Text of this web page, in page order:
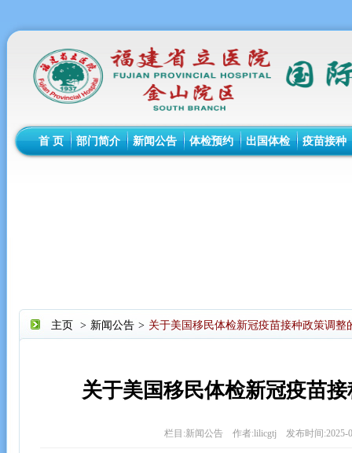
首 页 部门简介 新闻公告 体检预约 出国体检 疫苗接种
主页 > 新闻公告 > 关于美国移民体检新冠疫苗接种政策调整
关于美国移民体检新冠疫苗
栏目:新闻公告 作者:lilicgtj 发布时间:2025-